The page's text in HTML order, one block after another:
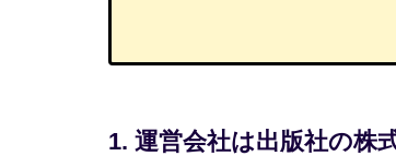
1. 運営会社は出版社の株